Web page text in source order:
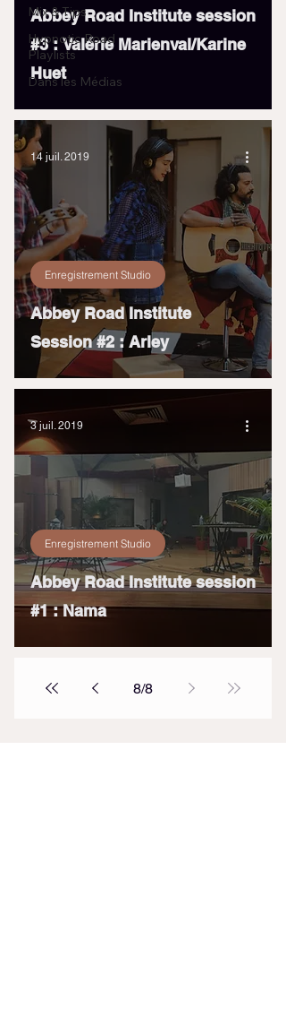
Mix & Tips
Hypnotic Road
Playlists
Dans les Médias
Abbey Road Institute session
#3 : Valérie Marienval/Karine
Huet
Abbey Road Institute
Session #2 : Arley
Enregistrement Studio
14 juil. 2019
Abbey Road Institute session
#1 : Nama
Enregistrement Studio
3 juil. 2019
8/8